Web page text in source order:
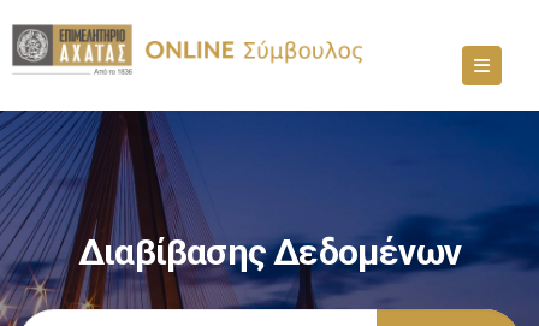
Διαβίβασης Δεδομένων